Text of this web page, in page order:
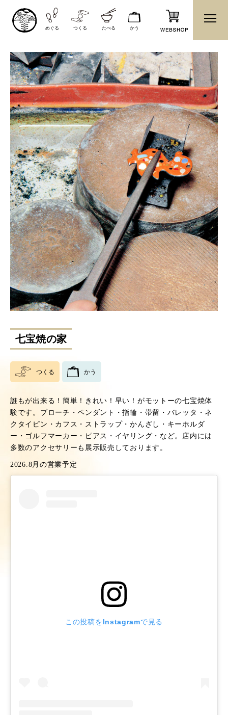
めぐる つくる たべる かう
七宝焼の家
つくる かう
誰もが出来る！簡単！きれい！早い！がモットーの七宝焼体
験です。ブローチ・ペンダント・指輪・帯留・バレッタ・ネ
クタイピン・カフス・ストラップ・かんざし・キーホルダ
ー・ゴルフマーカー・ピアス・イヤリング・など。店内には
多数のアクセサリーも展示販売しております。
2026.8月の営業予定
この投稿をInstagramで見る